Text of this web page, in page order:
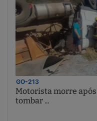
GO-213
Motorista morre
tombar ...